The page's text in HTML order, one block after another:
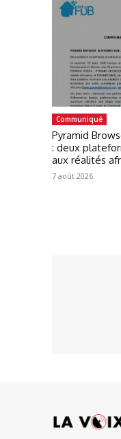
Communiqué
Pyramid
: deux
aux réalités
7 août 2026